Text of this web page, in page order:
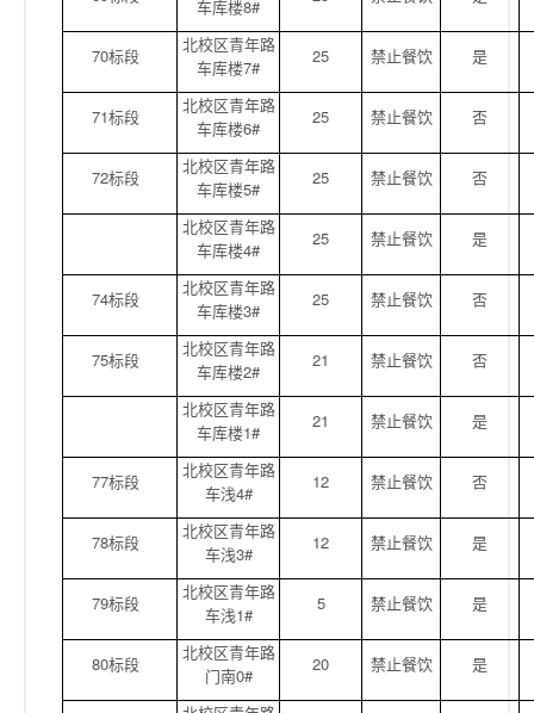
车库楼8#
70标段
北校区青年路
车库楼7#
25 禁止餐饮 是
71标段
北校区青年路
车库楼6#
25 禁止餐饮 否
72标段
北校区青年路
车库楼5#
25 禁止餐饮 否
北校区青年路
车库楼4#
25 禁止餐饮 是
74标段
北校区青年路
车库楼3#
25 禁止餐饮 否
75标段
北校区青年路
车库楼2#
21 禁止餐饮 否
北校区青年路
车库楼1#
21 禁止餐饮 是
77标段
北校区青年路
车浅4#
12 禁止餐饮 否
78标段
北校区青年路
车浅3#
12 禁止餐饮 是
79标段
北校区青年路
车浅1#
5 禁止餐饮 是
80标段
北校区青年路
门南0#
20 禁止餐饮 是